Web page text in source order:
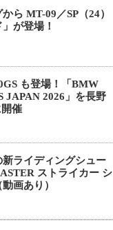
ら MT-09／SP（24）
が登場！
も登場！「BMW
JAPAN 2026」を長野
催
ライディングシュー
ストライカー シ
画あり）